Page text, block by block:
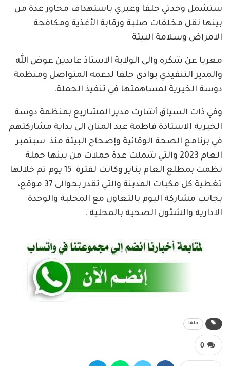
ستشمل وحدتي حلفا وعبري باستهداف محاور عدة من
بينها نقل مخلفات صلبة ورقابة الأغذية ومكافحة
الامراض وسلامة البيئة
معربا عن شكره والى الولاية الاستاذ عابدين عوض الله
والمدير التنفيذي بوادي حلفا لدعمه المتواصل ومنظمة
دوسة الخيرية لمساهمتها في تنفيذ الحملة.
وفي ذات السياق أشارت مدير المشاريع بمنظمة دوسة
الخيرية الاستاذة فاطمة عبد المنان الى بداية مشاركتهم
في برنامج الصحة الوقائية وإصحاح البيئة منذ سبتمبر
العام 2023 والتي شملت عدة حملات من بينها حملة
نظمت بمطلع العام بناير وكانت لفترة 15 يوم تم خلالها
تغطية كل مكبات المدينة والتي تقدر بحوالى 37 موقع،
بجانب مشاركة اليوم بالتعاون مع المحلية والوحدة
الادارية والشئون الصحية بالمحلية .
حلفا
0